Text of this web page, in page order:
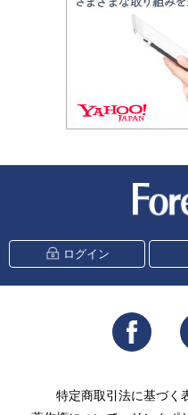
ログイン
特定商取引法に基づく